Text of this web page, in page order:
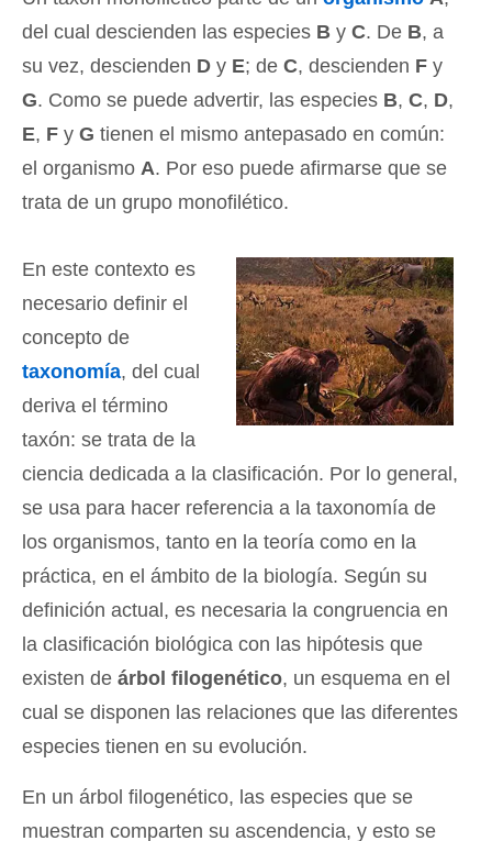
del cual descienden las especies B y C. De B, a
su vez, descienden D y E; de C, descienden F y
G. Como se puede advertir, las especies B, C, D,
E, F y G tienen el mismo antepasado en común:
el organismo A. Por eso puede afirmarse que se
trata de un grupo monofilético.
En este contexto es
necesario definir el
concepto de
taxonomía, del cual
deriva el término
taxón: se trata de la
ciencia dedicada a la clasificación. Por lo general,
se usa para hacer referencia a la taxonomía de
los organismos, tanto en la teoría como en la
práctica, en el ámbito de la biología. Según su
definición actual, es necesaria la congruencia en
la clasificación biológica con las hipótesis que
existen de árbol filogenético, un esquema en el
cual se disponen las relaciones que las diferentes
especies tienen en su evolución.
En un árbol filogenético, las especies que se
muestran comparten su ascendencia, y esto se